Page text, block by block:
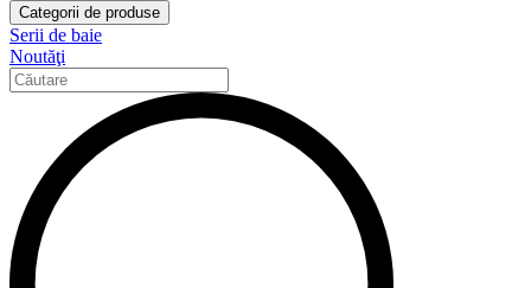
Categorii de produse
Serii de baie
Noutăţi